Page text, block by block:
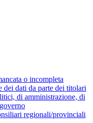
o incompleta
dei dati da parte dei titolari
di amministrazione, di
regionali/provinciali